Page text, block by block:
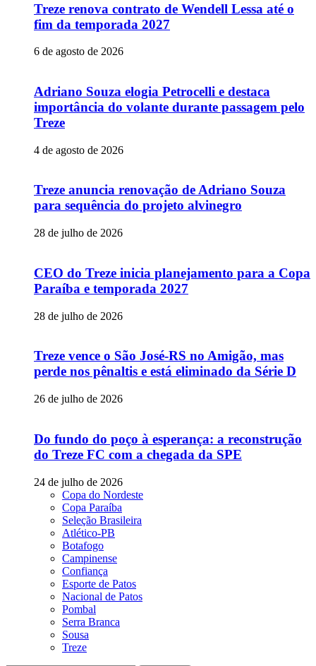
Treze renova contrato de Wendell Lessa até o
fim da temporada 2027
6 de agosto de 2026
Adriano Souza elogia Petrocelli e destaca
importância do volante durante passagem pelo
Treze
4 de agosto de 2026
Treze anuncia renovação de Adriano Souza
para sequência do projeto alvinegro
28 de julho de 2026
CEO do Treze inicia planejamento para a Copa
Paraíba e temporada 2027
28 de julho de 2026
Treze vence o São José-RS no Amigão, mas
perde nos pênaltis e está eliminado da Série D
26 de julho de 2026
Do fundo do poço à esperança: a reconstrução
do Treze FC com a chegada da SPE
24 de julho de 2026
Copa do Nordeste
Copa Paraíba
Seleção Brasileira
Atlético-PB
Botafogo
Campinense
Confiança
Esporte de Patos
Nacional de Patos
Pombal
Serra Branca
Sousa
Treze